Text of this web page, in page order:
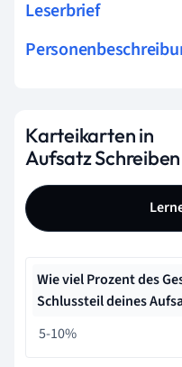
Leserbrief
Karteikarten in
Aufsatz Schreiben
Wie viel Prozent des
Schlussteil deines
5-10%